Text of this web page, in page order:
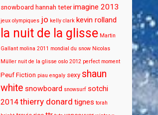
snowboard hannah teter imagine 2013
jeux olympiques jo kelly clark kevin rolland
la nuit de la glisse Martin
Gallant molina 2011 mondial du snow Nicolas
Müller nuit de la glisse oslo 2012 perfect moment
Peuf Fiction piau engaly sexy shaun
white snowboard snowsurf sotchi
2014thierry donard tignes torah